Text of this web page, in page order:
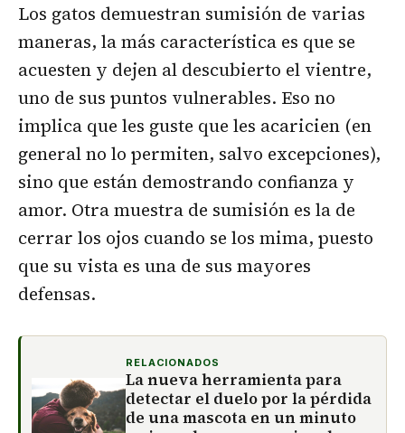
Los gatos demuestran sumisión de varias
maneras, la más característica es que se
acuesten y dejen al descubierto el vientre,
uno de sus puntos vulnerables. Eso no
implica que les guste que les acaricien (en
general no lo permiten, salvo excepciones),
sino que están demostrando confianza y
amor. Otra muestra de sumisión es la de
cerrar los ojos cuando se los mima, puesto
que su vista es una de sus mayores
defensas.
RELACIONADOS
La nueva herramienta para
detectar el duelo por la pérdida
de una mascota en un minuto